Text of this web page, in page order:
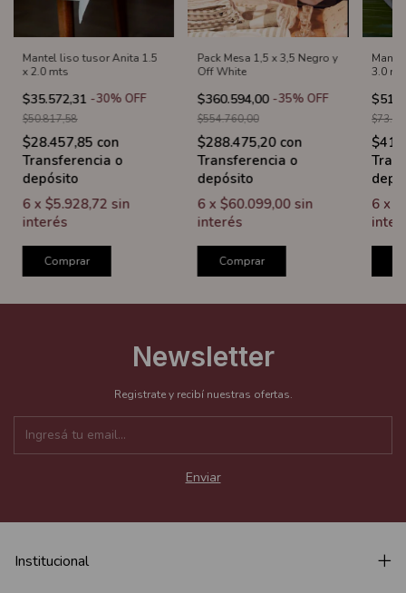
Mantel liso tusor Anita 1.5
x 2.0 mts
$35.572,31 -30% OFF
$50.817,58
$28.457,85 con
Transferencia o
depósito
6 x $5.928,72 sin
interés
Comprar
Pack Mesa 1,5 x 3,5 Negro y
Off White
$360.594,00 -35% OFF
$554.760,00
$288.475,20 con
Transferencia o
depósito
6 x $60.099,00 sin
interés
Comprar
3.0
6 x
Newsletter
Registrate y recibí nuestras ofertas.
Institucional